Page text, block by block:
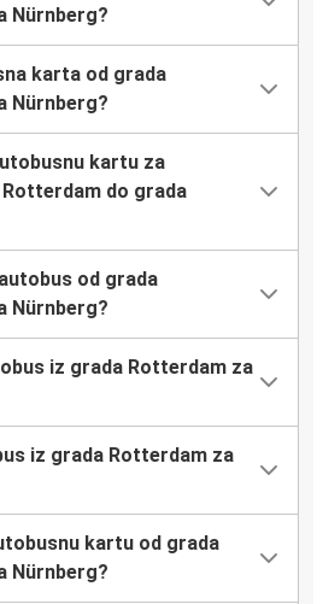
Nürnberg?
karta od grada
Nürnberg?
kartu za
do grada
od grada
Nürnberg?
iz grada Rotterdam za
iz grada Rotterdam za
kartu od grada
Nürnberg?